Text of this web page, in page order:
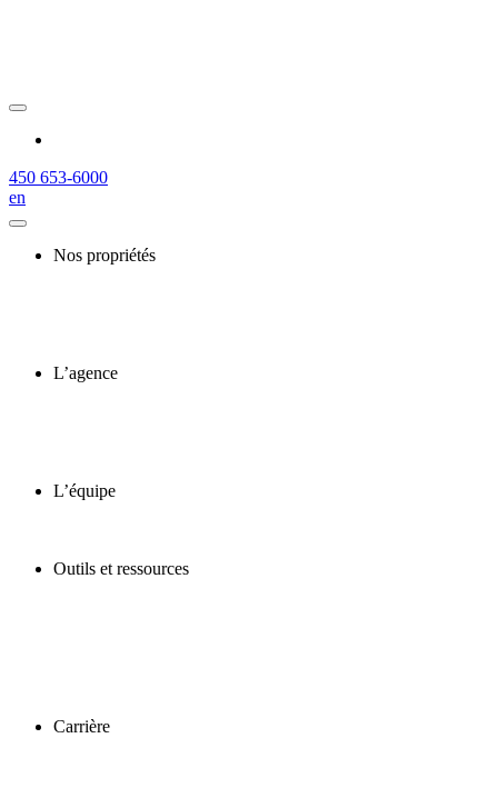
450 653-6000
en
Nos propriétés
L’agence
L’équipe
Outils et ressources
Carrière